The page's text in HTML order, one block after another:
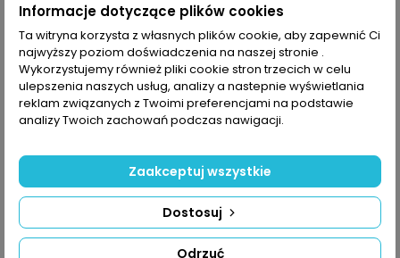
OPIS SZCZEGÓŁY PRODUKTU
Z tym numerem każdy skrawek domu ozdobisz
szydełkowanymi dekoracjami, a pewnie znajdziesz też coś
kolorowe zawieszki albo ozdoby na metalowych obręczach (śr.
12 cm). Stół w te święta zaściel białym filetowym obrusem (śr.
160 cm) z ornamentem i motywami kwiatów lub czerwonym
obrusem szydełkowo-materiałowym, z przestrzennymi
gwiazdami betlejemskimi. Tu i ówdzie rozłóż też serwetki, np. we
wzory, które przypominają obrazki w kalejdoskopie, albo te z
Informacje dotyczące plików cookies
Ta witryna korzysta z własnych plików cookie, aby zapewnić Ci
najwyższy poziom doświadczenia na naszej stronie .
Wykorzystujemy również pliki cookie stron trzecich w celu
ulepszenia naszych usług, analizy a nastepnie wyświetlania
reklam związanych z Twoimi preferencjami na podstawie
analizy Twoich zachowań podczas nawigacji.
Odrzuć
Dostosuj
Zaakceptuj wszystkie